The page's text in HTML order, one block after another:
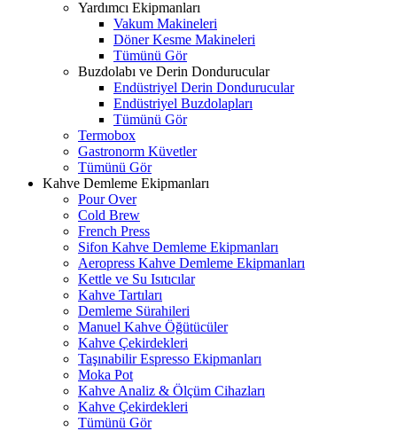
Yardımcı Ekipmanları
Vakum Makineleri
Döner Kesme Makineleri
Tümünü Gör
Buzdolabı ve Derin Dondurucular
Endüstriyel Derin Dondurucular
Endüstriyel Buzdolapları
Tümünü Gör
Termobox
Gastronorm Küvetler
Tümünü Gör
Kahve Demleme Ekipmanları
Pour Over
Cold Brew
French Press
Sifon Kahve Demleme Ekipmanları
Aeropress Kahve Demleme Ekipmanları
Kettle ve Su Isıtıcılar
Kahve Tartıları
Demleme Sürahileri
Manuel Kahve Öğütücüler
Kahve Çekirdekleri
Taşınabilir Espresso Ekipmanları
Moka Pot
Kahve Analiz & Ölçüm Cihazları
Kahve Çekirdekleri
Tümünü Gör